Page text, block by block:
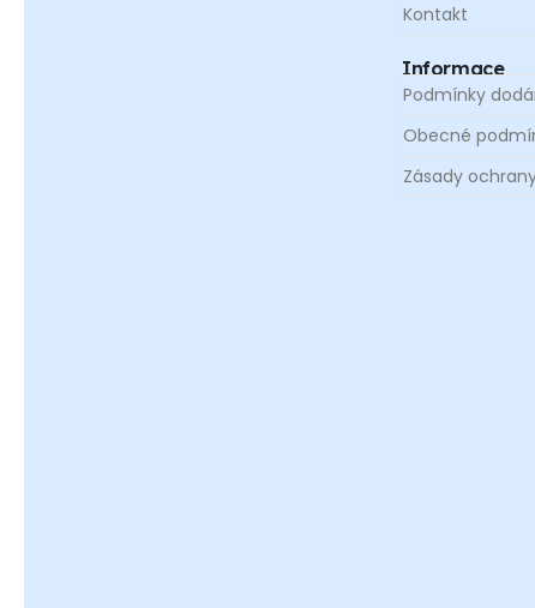
Kontakt
Informace
Podmínky
Obecné
Zásady